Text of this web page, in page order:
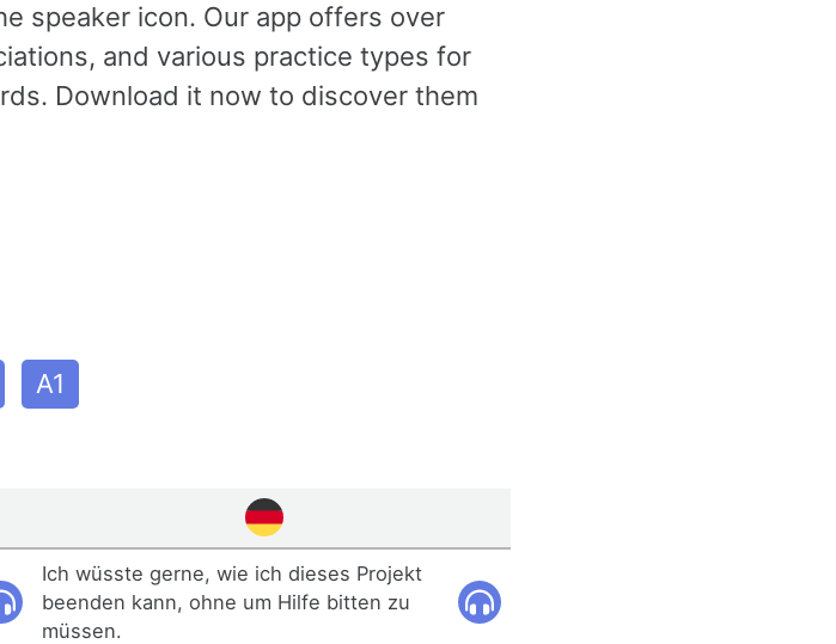
speaker icon. Our app offers over
and various practice types for
Download it now to discover them
A1
Ich wüsste gerne, wie ich dieses Projekt
beenden kann, ohne um Hilfe bitten zu
müssen.